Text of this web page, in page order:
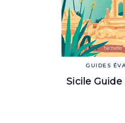
GUIDES
Sicile Guide